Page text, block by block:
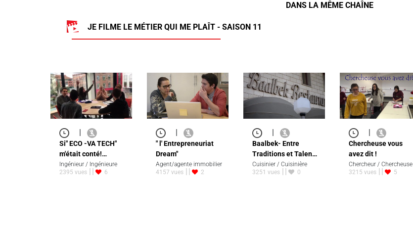
DANS LA MÊME CHAÎNE
JE FILME LE MÉTIER QUI ME PLAÎT - SAISON 11
Si" ECO -VA TECH"
m'était conté!…
Ingénieur / Ingénieure
2395 vues
6
" l' Entrepreneuriat
Dream"
Agent/agente immobilier
4157 vues
2
Baalbek- Entre
Traditions et Talen…
Cuisinier / Cuisinière
3251 vues
0
Chercheuse vous
avez dit !
Chercheur / Chercheuse
3215 vues
5